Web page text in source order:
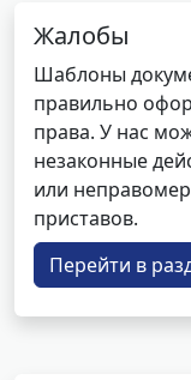
Жалобы
Шаблоны
правильно
права. У нас
незаконные
или
приставов.
Перейти в